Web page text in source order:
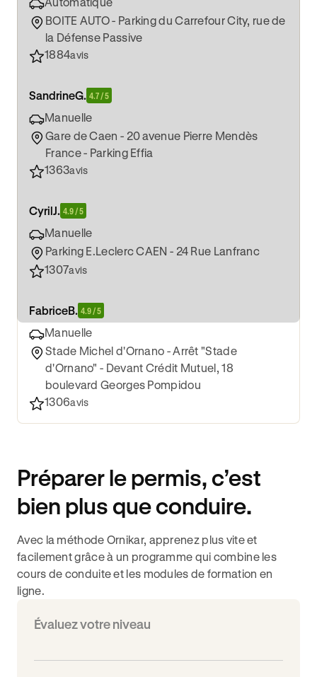
BOITE AUTO - Parking du Carrefour City, rue de
la Défense Passive
1884avis
SandrineG. 4.7 / 5
Manuelle
Gare de Caen - 20 avenue Pierre Mendès
France - Parking Effia
1363avis
CyrilJ. 4.9 / 5
Manuelle
Parking E.Leclerc CAEN - 24 Rue Lanfranc
1307avis
FabriceB. 4.9 / 5
Manuelle
Stade Michel d'Ornano - Arrêt "Stade
d'Ornano" - Devant Crédit Mutuel, 18
boulevard Georges Pompidou
1306avis
Préparer le permis, c’est
bien plus que conduire.
Avec la méthode Ornikar, apprenez plus vite et
facilement grâce à un programme qui combine les
cours de conduite et les modules de formation en
ligne.
Évaluez votre niveau